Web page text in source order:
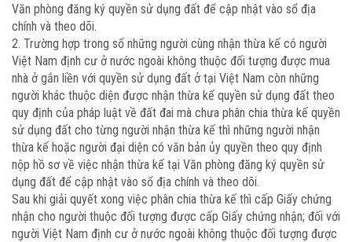
Văn phòng đăng ký quyền sử dụng đất để cập nhật vào sổ địa
chính và theo dõi.
2. Trường hợp trong số những người cùng nhận thừa kế có người
Việt Nam định cư ở nước ngoài không thuộc đối tượng được mua
nhà ở gắn liền với quyền sử dụng đất ở tại Việt Nam còn những
người khác thuộc diện được nhận thừa kế quyền sử dụng đất theo
quy định của pháp luật về đất đai mà chưa phân chia thừa kế quyền
sử dụng đất cho từng người nhận thừa kế thì những người nhận
thừa kế hoặc người đại diện có văn bản ủy quyền theo quy định
nộp hồ sơ về việc nhận thừa kế tại Văn phòng đăng ký quyền sử
dụng đất để cập nhật vào sổ địa chính và theo dõi.
Sau khi giải quyết xong việc phân chia thừa kế thì cấp Giấy chứng
nhận cho người thuộc đối tượng được cấp Giấy chứng nhận; đối với
người Việt Nam định cư ở nước ngoài không thuộc đối tượng được